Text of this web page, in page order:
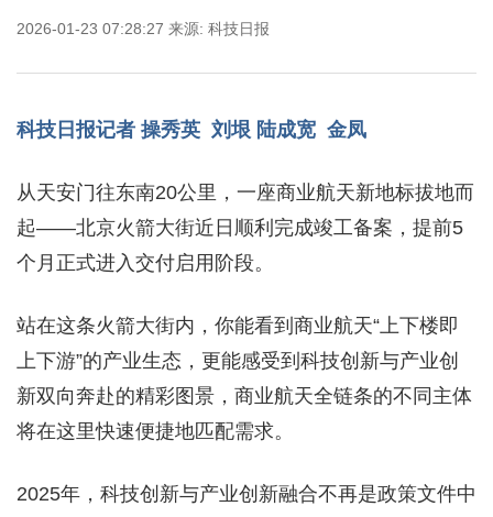
2026-01-23 07:28:27 来源: 科技日报
科技日报记者 操秀英 刘垠 陆成宽 金凤
从天安门往东南20公里，一座商业航天新地标拔地而
起——北京火箭大街近日顺利完成竣工备案，提前5
个月正式进入交付启用阶段。
站在这条火箭大街内，你能看到商业航天“上下楼即
上下游”的产业生态，更能感受到科技创新与产业创
新双向奔赴的精彩图景，商业航天全链条的不同主体
将在这里快速便捷地匹配需求。
2025年，科技创新与产业创新融合不再是政策文件中